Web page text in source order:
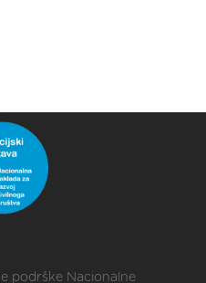
podrške Nacionalne